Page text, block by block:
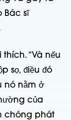
Bác sĩ
thích. “Và nếu
sọ, điều đó
nó nằm ở
của
chóng phát